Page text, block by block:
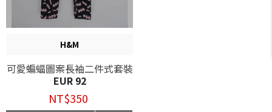
H&M
可愛蝙蝠圖案長袖二件式套裝
EUR 92
NT$350